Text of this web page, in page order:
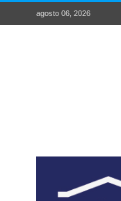
agosto 06, 2026